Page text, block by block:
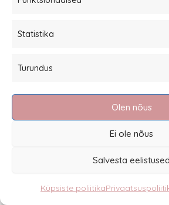
Statistika
Turundus
Olen nõus
Ei ole nõus
Salvesta eelistused
Küpsiste poliitika